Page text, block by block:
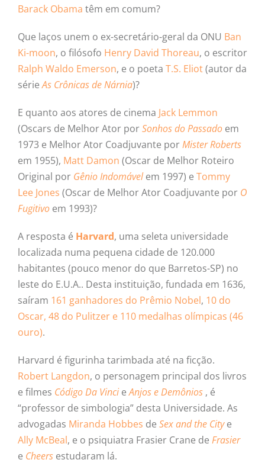
Barack Obama têm em comum?
Que laços unem o ex-secretário-geral da ONU Ban
Ki-moon, o filósofo Henry David Thoreau, o escritor
Ralph Waldo Emerson, e o poeta T.S. Eliot(autor da
sérieAs Crônicas de Nárnia)?
E quanto aos atores de cinema Jack Lemmon
(Oscars de Melhor Ator porSonhos do Passado em
1973 e Melhor Ator Coadjuvante porMister Roberts
em 1955), Matt Damon (Oscar de Melhor Roteiro
Original por Gênio Indomávelem 1997) e Tommy
Lee Jones (Oscar de Melhor Ator Coadjuvante por O
Fugitivo em 1993)?
A resposta é Harvard, uma seleta universidade
localizada numa pequena cidade de 120.000
habitantes (pouco menor do que Barretos-SP) no
leste do E.U.A.. Desta instituição, fundada em 1636,
saíram 161 ganhadores do Prêmio Nobel, 10 do
Oscar, 48 do Pulitzer e 110 medalhas olímpicas (46
ouro).
Harvard é figurinha tarimbada até na ficção.
Robert Langdon, o personagem principal dos livros
e filmes Código Da Vinci eAnjos e Demônios , é
“professor de simbologia” desta Universidade. As
advogadas Miranda Hobbes de Sex and the Citye
Ally McBeal, e o psiquiatra Frasier Crane de Frasier
e Cheers estudaram lá.